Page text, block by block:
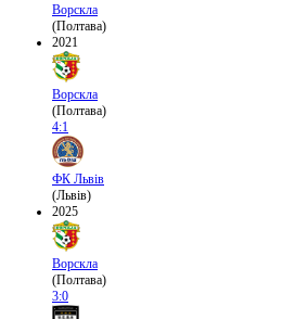
Ворскла
(Полтава)
2021
Ворскла
(Полтава)
4:1
ФК Львів
(Львів)
2025
Ворскла
(Полтава)
3:0